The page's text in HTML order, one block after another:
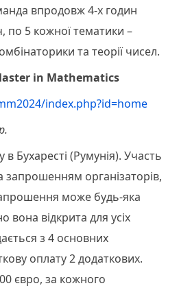
впродовж 4-х годин
по 5 кожної тематики –
та теорії чисел.
in Mathematics
index.php?id=home
Бухаресті (Румунія). Участь
запрошенням організаторів,
може будь-яка
вона відкрита для усіх
з 4 основних
оплату 2 додаткових.
євро, за кожного